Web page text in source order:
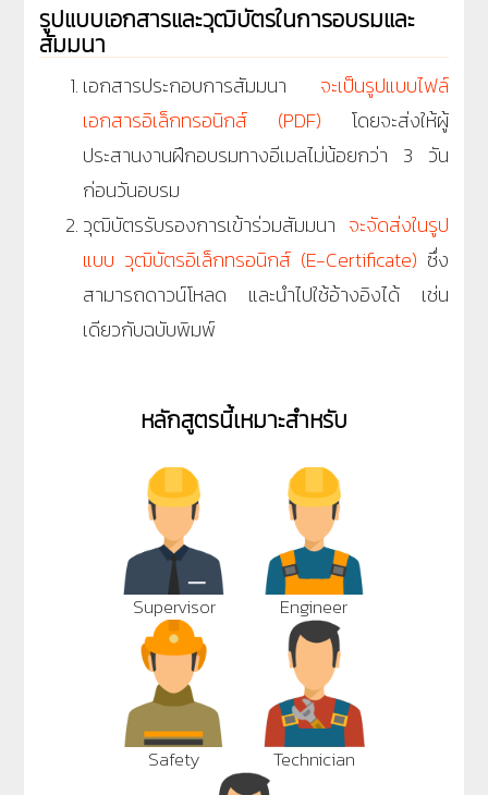
รูปแบบเอกสารและวุฒิบัตรในการอบรมและ
สัมมนา
เอกสารประกอบการสัมมนา จะเป็นรูปแบบไฟล์
เอกสารอิเล็กทรอนิกส์ (PDF) โดยจะส่งให้ผู้
ประสานงานฝึกอบรมทางอีเมลไม่น้อยกว่า 3 วัน
ก่อนวันอบรม
วุฒิบัตรรับรองการเข้าร่วมสัมมนา จะจัดส่งในรูป
แบบ วุฒิบัตรอิเล็กทรอนิกส์ (E-Certificate) ซึ่ง
สามารถดาวน์โหลด และนำไปใช้อ้างอิงได้ เช่น
เดียวกับฉบับพิมพ์
หลักสูตรนี้เหมาะสำหรับ
Supervisor Engineer
Safety Technician